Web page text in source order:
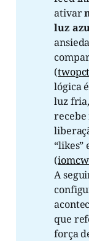
ativar
luz
(
lógica
luz
recebe
(
A
que
força